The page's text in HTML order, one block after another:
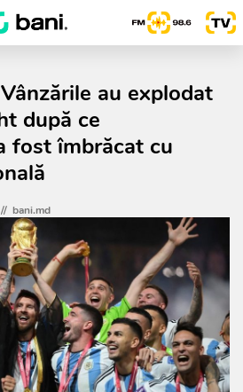
au explodat
după ce
fost îmbrăcat cu
// bani.md